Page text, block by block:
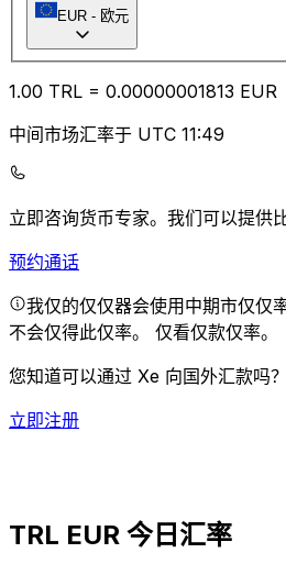
EUR - 欧元
1.00 TRL = 0.00000001813 EUR
中间市场汇率于 UTC 11:49
立即咨询货币专家。 我们可以提供
预约通话
我仅的仅仅器会使用中期市仅仅
不会仅得此仅率。 仅看仅款仅率。
您知道可以通过 Xe 向国外汇款吗？
立即注册
TRL EUR 今日汇率